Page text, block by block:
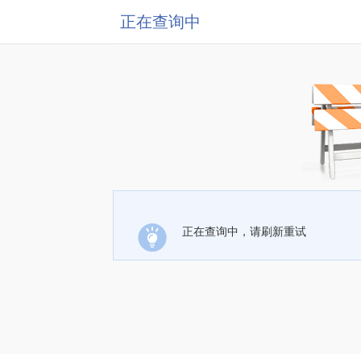
正在查询中
正在查询中，请刷新重试